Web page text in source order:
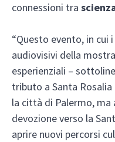
connessioni tra
“Questo evento, in cui
audiovisivi della
esperienziali –
tributo a Santa
la città di Palermo,
devozione verso la
aprire nuovi percorsi